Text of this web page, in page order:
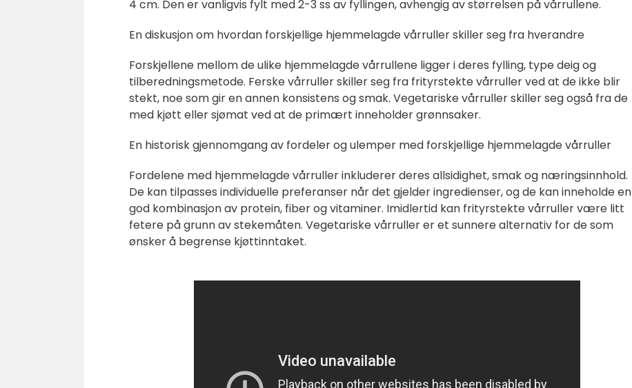
4 cm. Den er vanligvis fylt med 2-3 ss av fyllingen, avhengig av størrelsen på vårrullene.
En diskusjon om hvordan forskjellige hjemmelagde vårruller skiller seg fra hverandre
Forskjellene mellom de ulike hjemmelagde vårrullene ligger i deres fylling, type deig og
tilberedningsmetode. Ferske vårruller skiller seg fra frityrstekte vårruller ved at de ikke blir
stekt, noe som gir en annen konsistens og smak. Vegetariske vårruller skiller seg også fra de
med kjøtt eller sjømat ved at de primært inneholder grønnsaker.
En historisk gjennomgang av fordeler og ulemper med forskjellige hjemmelagde vårruller
Fordelene med hjemmelagde vårruller inkluderer deres allsidighet, smak og næringsinnhold.
De kan tilpasses individuelle preferanser når det gjelder ingredienser, og de kan inneholde en
god kombinasjon av protein, fiber og vitaminer. Imidlertid kan frityrstekte vårruller være litt
fetere på grunn av stekemåten. Vegetariske vårruller er et sunnere alternativ for de som
ønsker å begrense kjøttinntaket.